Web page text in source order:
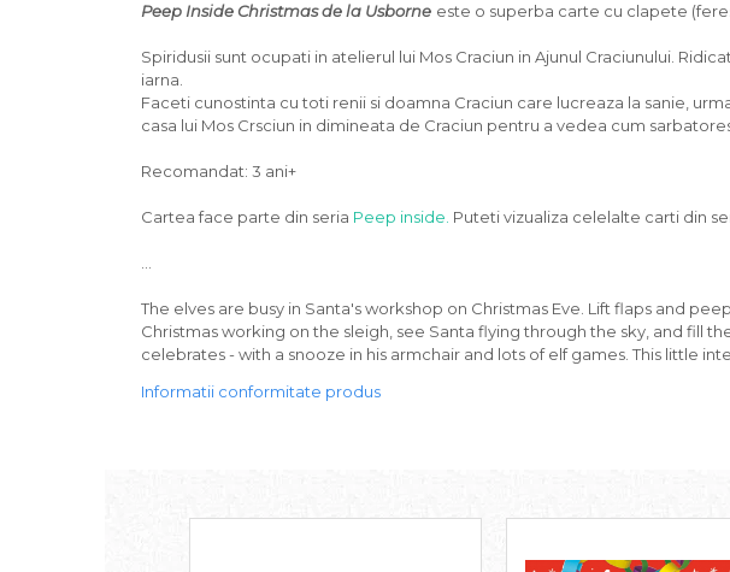
Peep Inside Christmas de la Usborne este o superba carte cu clapete
Spiridusii sunt ocupati in atelierul lui Mos Craciun in Ajunul Craciunului.
iarna.
Faceti cunostinta cu toti renii si doamna Craciun care lucreaza la sanie,
casa lui Mos Crsciun in dimineata de Craciun pentru a vedea cum
Recomandat: 3 ani+
Cartea face parte din seria Peep inside. Puteti vizualiza celelalte carti din
The elves are busy in Santa's workshop on Christmas Eve. Lift flaps and
Christmas working on the sleigh, see Santa flying through the sky, and fill
celebrates - with a snooze in his armchair and lots of elf games. This little
Informatii conformitate produs